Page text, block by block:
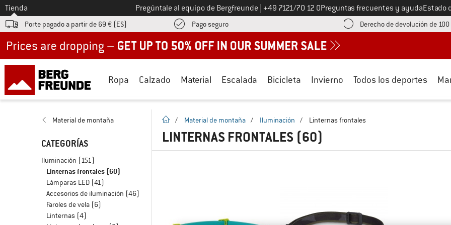
A la
Tienda Pregúntale al equipo de Bergfreunde Llámenos al
+49 7121/70 12 0Preguntas frecuentes y ayudaEstado
Porte pagado a partir de 69 € (ES) Pago seguro¡encuentre información sobre el pago aquí! Se abre en una ventana de
Derecho de devolución de
Ropa Calzado Material Escalada Bicicleta Invierno Todos los deportes
Material de montaña
CATEGORÍAS
Iluminación (151)
Linternas frontales (60)
Lámparas LED (41)
Accesorios de iluminación (46)
Faroles de vela (6)
Linternas (4)
la pagina de inicio
/ Material de montaña / Iluminación / Linternas frontales
LINTERNAS FRONTALES (60)